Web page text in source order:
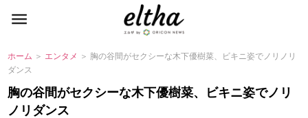
ホーム ＞ エンタメ ＞ 胸の谷間がセクシーな木下優樹菜、ビキニ姿でノリノリ
ダンス
胸の谷間がセクシーな木下優樹菜、ビキニ姿でノリ
ノリダンス